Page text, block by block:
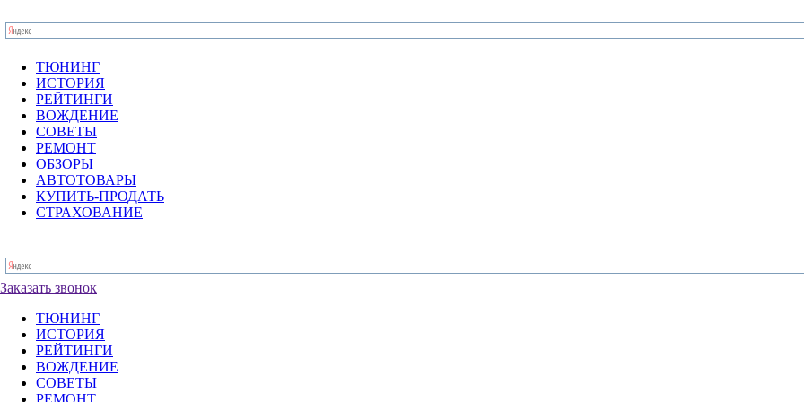
ТЮНИНГ
ИСТОРИЯ
РЕЙТИНГИ
ВОЖДЕНИЕ
СОВЕТЫ
РЕМОНТ
ОБЗОРЫ
АВТОТОВАРЫ
КУПИТЬ-ПРОДАТЬ
СТРАХОВАНИЕ
Заказать звонок
ТЮНИНГ
ИСТОРИЯ
РЕЙТИНГИ
ВОЖДЕНИЕ
СОВЕТЫ
РЕМОНТ